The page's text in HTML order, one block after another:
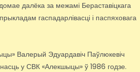
далёка за межамі Бераставіцкага
гаспадарлівасці і паспяховага
Валерый Эдуардавіч Паўлюкевіч
у СВК «Алекшыцы» ў 1986 годзе.